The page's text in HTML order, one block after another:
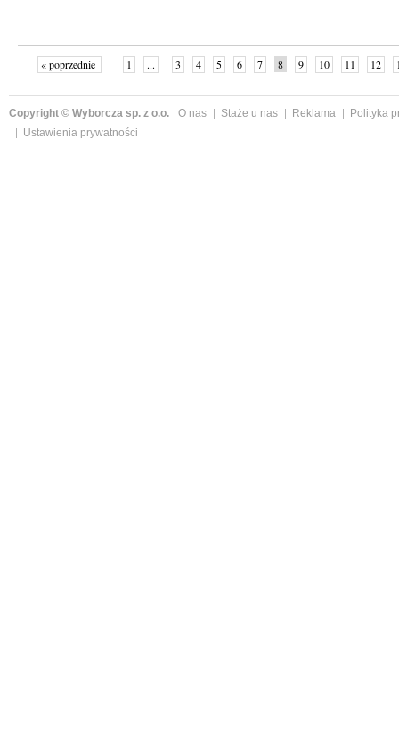
« poprzednie 1 ... 3 4 5 6 7 8 9 10 11 12
Copyright © Wyborcza sp. z o.o. O nas Staże u nas Reklama
Polityka
Ustawienia prywatności